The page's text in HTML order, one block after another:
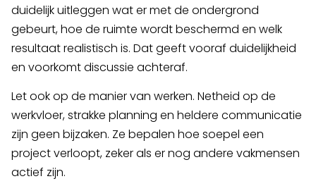
duidelijk uitleggen wat er met de ondergrond
gebeurt, hoe de ruimte wordt beschermd en welk
resultaat realistisch is. Dat geeft vooraf duidelijkheid
en voorkomt discussie achteraf.
Let ook op de manier van werken. Netheid op de
werkvloer, strakke planning en heldere communicatie
zijn geen bijzaken. Ze bepalen hoe soepel een
project verloopt, zeker als er nog andere vakmensen
actief zijn.